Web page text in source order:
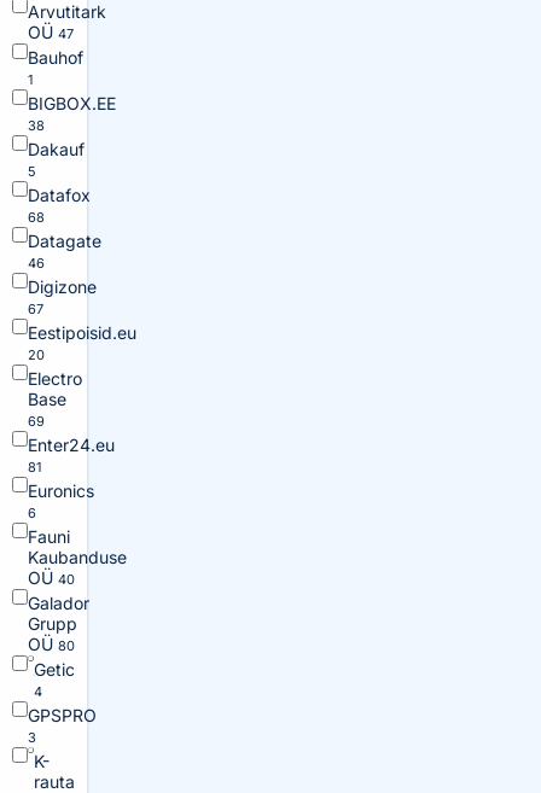
Arvutitark
OÜ 47
Bauhof
1
BIGBOX.EE
38
Dakauf
5
Datafox
68
Datagate
46
Digizone
67
Eestipoisid.eu
20
Electro
Base
69
Enter24.eu
81
Euronics
6
Fauni
Kaubanduse
OÜ 40
Galador
Grupp
OÜ 80
Getic
4
GPSPRO
3
K-
rauta